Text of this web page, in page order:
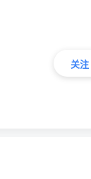
关注